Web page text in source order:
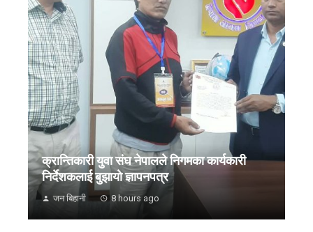
क्रान्तिकारी युवा संघ नेपालले निगमका कार्यकारी
निर्देशकलाई बुझायाे ज्ञापनपत्र
जन बिहानी 8 hours ago